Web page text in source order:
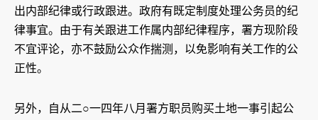
出内部纪律或行政跟进。政府有既定制度处理公务员的纪
律事宜。由于有关跟进工作属内部纪律程序，署方现阶段
不宜评论，亦不鼓励公众作揣测，以免影响有关工作的公
正性。
另外，自从二○一四年八月署方职员购买土地一事引起公